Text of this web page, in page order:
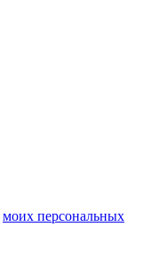
моих персональных